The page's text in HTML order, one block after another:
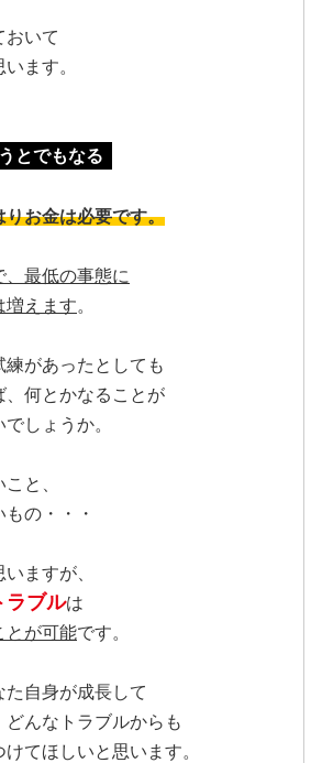
おいて
ます。
とでもなる
りお金は必要です。
、最低の事態に
増えます。
練があったとしても
、何とかなることが
しょうか。
と、
の・・・
ますが、
ラブルは
とが可能です。
自身が成長して
んなトラブルからも
てほしいと思います。